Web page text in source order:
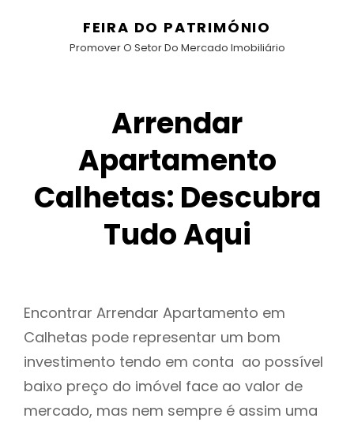
FEIRA DO PATRIMÓNIO
Promover O Setor Do Mercado Imobiliário
Arrendar
Apartamento
Calhetas: Descubra
Tudo Aqui
Encontrar Arrendar Apartamento em
Calhetas pode representar um bom
investimento tendo em conta ao possível
baixo preço do imóvel face ao valor de
mercado, mas nem sempre é assim uma